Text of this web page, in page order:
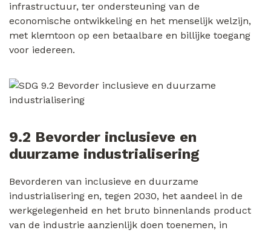
infrastructuur, ter ondersteuning van de
economische ontwikkeling en het menselijk welzijn,
met klemtoon op een betaalbare en billijke toegang
voor iedereen.
9.2 Bevorder inclusieve en
duurzame industrialisering
Bevorderen van inclusieve en duurzame
industrialisering en, tegen 2030, het aandeel in de
werkgelegenheid en het bruto binnenlands product
van de industrie aanzienlijk doen toenemen, in